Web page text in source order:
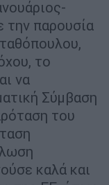
την παρουσία
το
να
Σύμβαση
του
καλά και